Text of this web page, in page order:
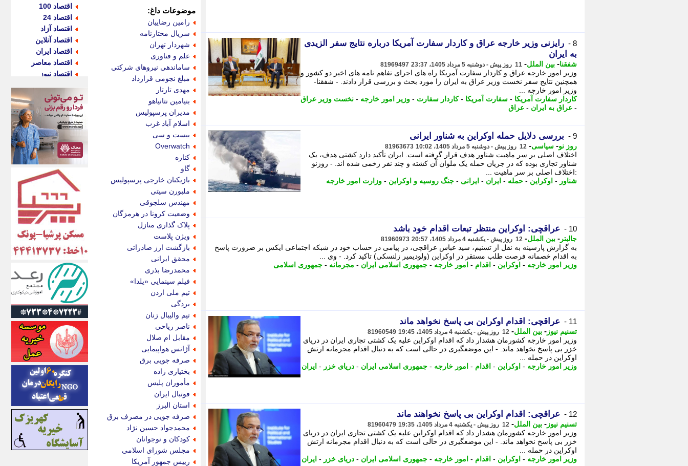
8 -
رایزنی وزیر خارجه عراق و کاردار سفارت آمریکا درباره نتایج سفر الزیدی
به ایران
شفقنا- بین الملل- 11 روز پیش - دوشنبه 5 مرداد 1405، 23:37 81969497
وزیر امور خارجه عراق و کاردار سفارت آمریکا راه های اجرای تفاهم نامه های اخیر دو کشور و
همچنین نتایج سفر نخست وزیر عراق به ایران را مورد بحث و بررسی قرار دادند. - شفقنا-
وزیر امور خارجه ...
کاردار سفارت آمریکا - سفارت آمریکا -کاردار سفارت - وزیر امور خارجه - نخست وزیر عراق
- عراق به ایران - عراق
9 - بررسی دلایل حمله اوکراین به شناور ایرانی
روز نو- سیاسی- 12 روز پیش - دوشنبه 5 مرداد 1405، 10:02 81963673
اختلاف اصلی بر سر ماهیت شناور هدف قرار گرفته است. ایران تأکید دارد کشتی هدف، یک
شناور تجاری بوده که در جریان حمله یک ملوان آن کشته و چند نفر زخمی شده اند. - روزنو
:اختلاف اصلی بر سر ماهیت ...
شناور - اوکراین - حمله - ایران - ایرانی - جنگ روسیه و اوکراین - وزارت امور خارجه
10 - عراقچی: اوکراین منتظر تبعات اقدام خود باشد
جالبتر - بین الملل- 12 روز پیش - یکشنبه 4 مرداد 1405، 20:57 81960973
به گزارش پارسینه​ به نقل از تسنیم، سید عباس عراقچی، در پیامی در حساب خود در شبکه اجتماعی ایکس بر ضرورت پاسخ
به اقدام خصمانه فرصت طلب مستقر در اوکراین (ولودیمیر زلنسکی) تاکید کرد. - وی ...
وزیر امور خارجه - اوکراین - اقدام - امور خارجه - جمهوری اسلامی ایران - مجرمانه - جمهوری اسلامی
11 - عراقچی: اقدام اوکراین بی پاسخ نخواهد ماند
تسنیم نیوز - بین الملل- 12 روز پیش - یکشنبه 4 مرداد 1405، 19:45 81960549
وزیر امور خارجه کشورمان هشدار داد که اقدام اوکراین علیه یک کشتی تجاری ایران در دریای
خزر بی پاسخ نخواهد ماند. - این موضعگیری در حالی است که به دنبال اقدام مجرمانه ارتش
اوکراین در حمله ...
وزیر امور خارجه - اوکراین - اقدام - امور خارجه - جمهوری اسلامی ایران - دریای خزر - ایران
12 - عراقچی: اقدام اوکراین بی پاسخ نخواهند ماند
تسنیم نیوز - بین الملل- 12 روز پیش - یکشنبه 4 مرداد 1405، 19:35 81960479
وزیر امور خارجه کشورمان هشدار داد که اقدام اوکراین علیه یک کشتی تجاری ایران در دریای
خزر بی پاسخ نخواهد ماند. - این موضعگیری در حالی است که به دنبال اقدام مجرمانه ارتش
اوکراین در حمله ...
وزیر امور خارجه - اوکراین - اقدام - امور خارجه - جمهوری اسلامی ایران - دریای خزر - ایران
موضوعات داغ:
رامین رضاییان
سریال مختارنامه
شهردار تهران
علم و فناوری
ساماندهی نیروهای شرکتی
مبلغ نجومی قرارداد
مهدی تارتار
بنیامین نتانیاهو
مدیران پرسپولیس
اسلام آباد غرب
بیست و سی
Overwatch
کناره
گاو
بازیکنان خارجی پرسپولیس
ملبورن سیتی
مهندس سلجوقی
وضعیت کرونا در هرمزگان
پلاک گذاری منازل
ویژن پلاست
بازگشت ارز صادراتی
محقق ایرانی
محمدرضا بذری
فیلم سینمایی «یلدا»
تیم ملی اردن
بردگی
تیم والیبال زنان
ناصر ریاحی
مقابل ام صلال
آژانس هواپیمایی
صرفه جویی برق
بختیاری زاده
مأموران پلیس
فوتبال ایران
استان البرز
صرفه جویی در مصرف برق
محمدجواد حسین نژاد
کودکان و نوجوانان
مجلس شورای اسلامی
رییس جمهور آمریکا
اقتصاد 100
اقتصاد 24
اقتصاد آزاد
اقتصاد آنلاین
اقتصاد ایران
اقتصاد معاصر
اقتصاد نیوز
اکوفارس
اکونگار
اکونیوز
الف
انتشار آنلاین
اندیشه قرن
اندیشه معاصر
اندیشه ها
انرژی پرس
ای استخدام
ایتنا
ایراف
ایران آرت
ایران آنلاین
ایران زندگی
ایران فوری
ایرانی روز
ایرانیتال
ایرنا
ایسکانیوز
ایسنا
ایکنا
ایلنا
اینتیتر
ایونا نیوز
بازتاب آنلاین
باشگاه خبرنگاران
باغستان نیوز
بامبوک
ببین و بخون
بدینسان
بنکر